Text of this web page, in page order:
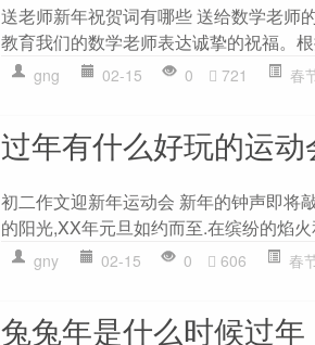
送老师新年祝贺词有哪些 送给数学老师
教育我们的数学老师表达诚挚的祝福。
gng 02-15 0 721 春
过年有什么好玩的运动
初二作文迎新年运动会 新年的钟声即将
的阳光,XX年元旦如约而至.在缤纷的焰
gny 02-15 0 606 春
兔兔年是什么时候过年